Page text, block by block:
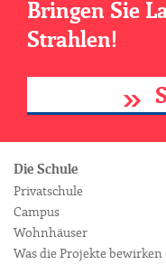
Bringen Sie
Strahlen!
Die Schule
Privatschule
Campus
Wohnhäuser
Was die Projekte bewirken